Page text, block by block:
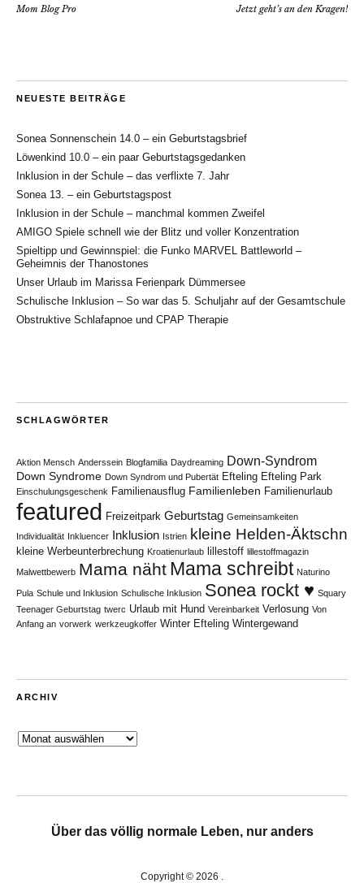
Mom Blog Pro Jetzt geht’s an den Kragen!
NEUESTE BEITRÄGE
Sonea Sonnenschein 14.0 – ein Geburtstagsbrief
Löwenkind 10.0 – ein paar Geburtstagsgedanken
Inklusion in der Schule – das verflixte 7. Jahr
Sonea 13. – ein Geburtstagspost
Inklusion in der Schule – manchmal kommen Zweifel
AMIGO Spiele schnell wie der Blitz und voller Konzentration
Spieltipp und Gewinnspiel: die Funko MARVEL Battleworld –
Geheimnis der Thanostones
Unser Urlaub im Marissa Ferienpark Dümmersee
Schulische Inklusion – So war das 5. Schuljahr auf der Gesamtschule
Obstruktive Schlafapnoe und CPAP Therapie
SCHLAGWÖRTER
Aktion Mensch Anderssein Blogfamilia Daydreaming Down-Syndrom
Down Syndrome Down Syndrom und Pubertät Efteling Efteling Park
Einschulungsgeschenk Familienausflug Familienleben Familienurlaub
featured Freizeitpark Geburtstag Gemeinsamkeiten
Individualität Inkluencer Inklusion Istrien kleine Helden-Äktschn
kleine Werbeunterbrechung Kroatienurlaub lillestoff lillestoffmagazin
Malwettbewerb Mama näht Mama schreibt Naturino
Pula Schule und Inklusion Schulische Inklusion Sonea rockt ♥ Squary
Teenager Geburtstag twerc Urlaub mit Hund Vereinbarkeit Verlosung Von
Anfang an vorwerk werkzeugkoffer Winter Efteling Wintergewand
ARCHIV
Archiv
Über das völlig normale Leben, nur anders
Copyright © 2026